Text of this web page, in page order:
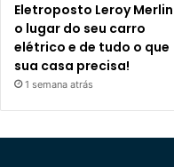
Eletroposto Leroy
o lugar do seu carro
elétrico e de tudo o que
sua casa precisa!
1 semana atrás